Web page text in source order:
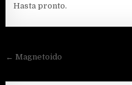
Hasta pronto.
Navegación
de
← Magnetoido